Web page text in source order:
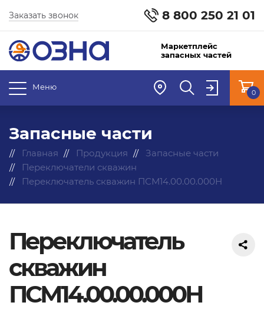
8 800 250 21 01
Заказать звонок
Маркетплейс
запасных частей
Меню
0
Запасные части
Главная Продукция
Запасные части
Переключатели скважин
Переключатель скважин ПСМ14.00.00.000Н
Переключатель
скважин
ПСМ14.00.00.000Н